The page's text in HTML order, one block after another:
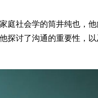
社会学的筒井纯也，
探讨了沟通的重要性，